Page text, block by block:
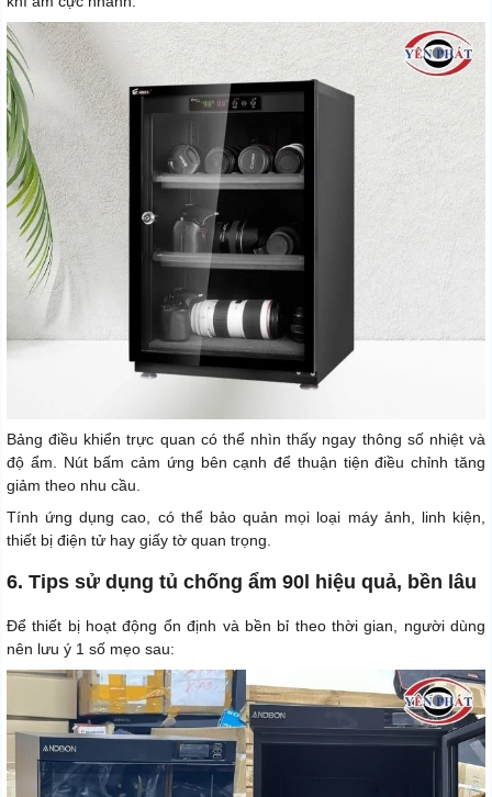
Bảng điều khiển trực quan có thể nhìn thấy ngay thông số nhiệt và
độ ẩm. Nút bấm cảm ứng bên cạnh để thuận tiện điều chỉnh tăng
giảm theo nhu cầu.
Tính ứng dụng cao, có thể bảo quản mọi loại máy ảnh, linh kiện,
thiết bị điện tử hay giấy tờ quan trọng.
6. Tips sử dụng tủ chống ẩm 90l hiệu quả, bền lâu
Để thiết bị hoạt động ổn định và bền bỉ theo thời gian, người dùng
nên lưu ý 1 số mẹo sau: